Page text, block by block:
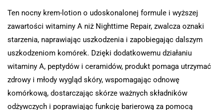
Ten nocny krem-lotion o udoskonalonej formule i wyższej
zawartości witaminy A niż Nighttime Repair, zwalcza oznaki
starzenia, naprawiając uszkodzenia i zapobiegając dalszym
uszkodzeniom komórek. Dzięki dodatkowemu działaniu
witaminy A, peptydów i ceramidów, produkt pomaga utrzymać
zdrowy i młody wygląd skóry, wspomagając odnowę
komórkową, dostarczając skórze ważnych składników
odżywczych i poprawiając funkcję barierową za pomocą